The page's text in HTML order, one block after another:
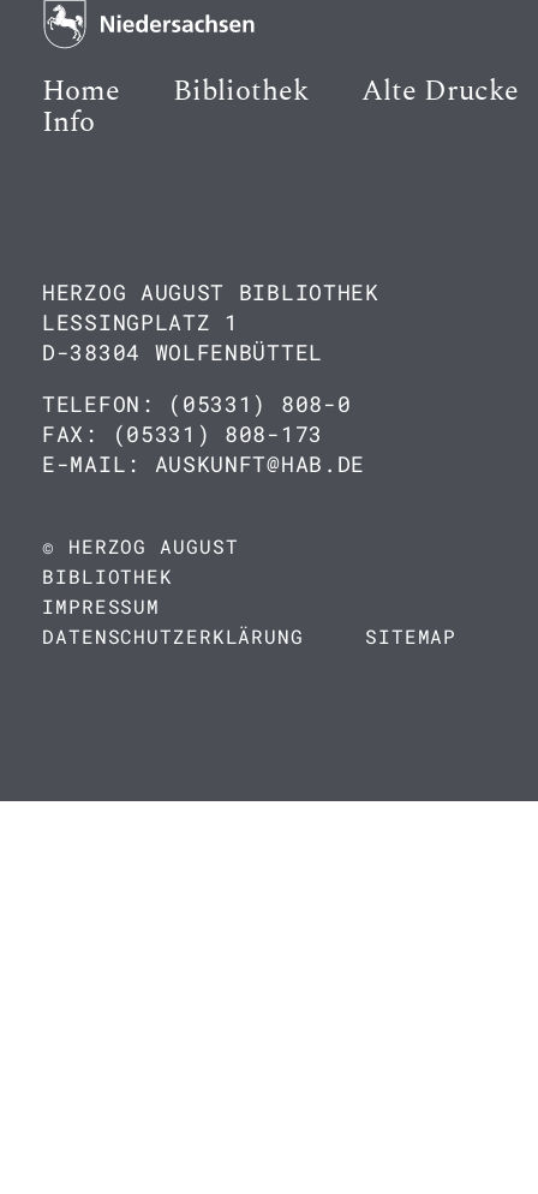
Home Bibliothek Alte Drucke
Info
HERZOG AUGUST BIBLIOTHEK
LESSINGPLATZ 1
D-38304 WOLFENBÜTTEL
TELEFON: (05331) 808-0
FAX: (05331) 808-173
E-MAIL: AUSKUNFT@HAB.DE
© HERZOG AUGUST
BIBLIOTHEK
IMPRESSUM
DATENSCHUTZERKLÄRUNG
SITEMAP